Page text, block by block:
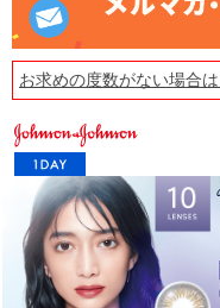
お求めの度数がない場合は